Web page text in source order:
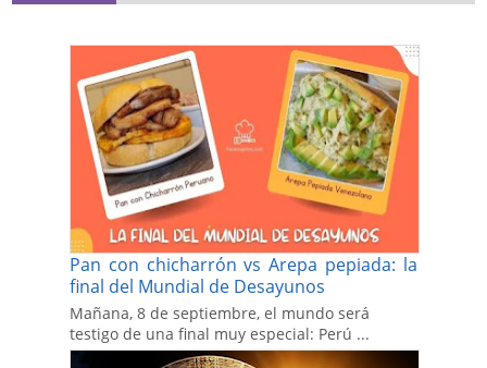
Pan con chicharrón vs Arepa pepiada: la
final del Mundial de Desayunos
Mañana, 8 de septiembre, el mundo será
testigo de una final muy especial: Perú ...